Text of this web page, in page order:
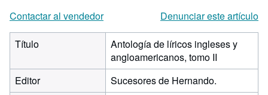
Contactar al vendedor
Denunciar este artículo
Título
Antología de líricos ingleses y
angloamericanos, tomo II
Editor
Sucesores de Hernando.